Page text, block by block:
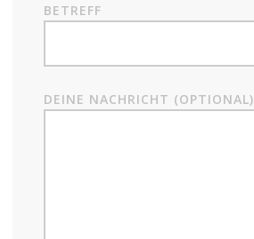
BETREFF
DEINE NACHRICHT (OPTIONAL)